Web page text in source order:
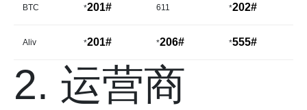
BTC *201# 611 *202#
Aliv *201# *206# *555#
2. 运营商